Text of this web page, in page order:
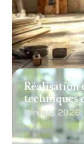
Réalisation
techniques
11 mars 2026